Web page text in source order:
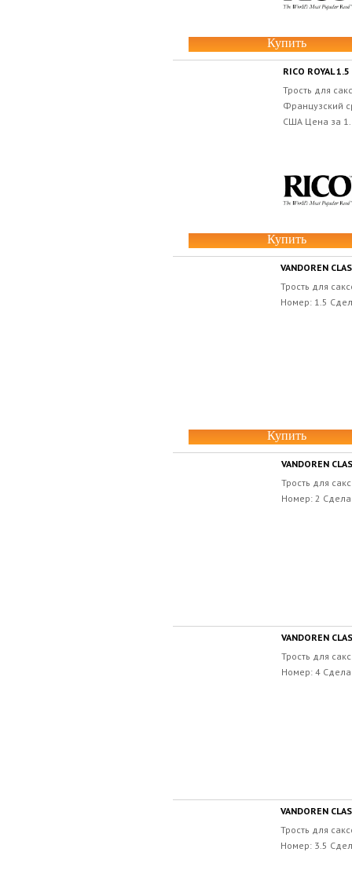
Купить
RICO ROYAL
Трость для
Французский
США Цена за
Купить
VANDOREN
Трость для
Номер: 1.5
Купить
VANDOREN
Трость для
Номер: 2
VANDOREN
Трость для
Номер: 4
VANDOREN
Трость для
Номер: 3.5